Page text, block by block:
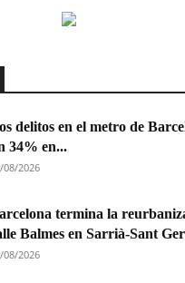
delitos en el metro de
34% en...
08/2026
termina la
Balmes en Sarrià-Sant
08/2026